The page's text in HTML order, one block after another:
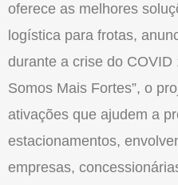
oferece as melhores
logística para frotas,
durante a crise do COVID
Somos Mais Fortes”, o
ativações que ajudem a
estacionamentos,
empresas,